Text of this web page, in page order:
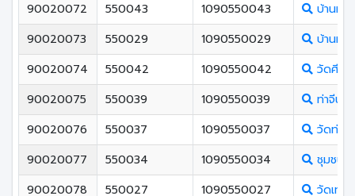
90020072
550043 1090550043
บ้านทุ่ง
90020073
550029 1090550029
บ้านทุ่ง
90020074
550042 1090550042
วัดศีรษ
90020075
550039 1090550039
ท่าจีนอุ
90020076
550037 1090550037
วัดท่าน
90020077
550034 1090550034
ชุมชนบ้
90020078
550027 1090550027
วัดเทพ